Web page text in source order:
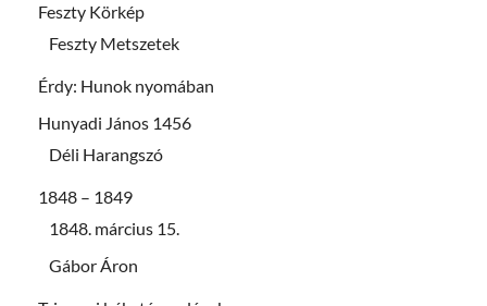
Feszty Körkép
Feszty Metszetek
Érdy: Hunok nyomában
Hunyadi János 1456
Déli Harangszó
1848 – 1849
1848. március 15.
Gábor Áron